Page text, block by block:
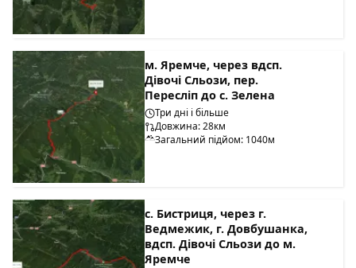
м. Яремче, через вдсп.
Дівочі Сльози, пер.
Пересліп до с. Зелена
Три дні і більше
Довжина: 28км
Загальний підйом: 1040м
с. Бистриця, через г.
Ведмежик, г. Довбушанка,
вдсп. Дівочі Сльози до м.
Яремче